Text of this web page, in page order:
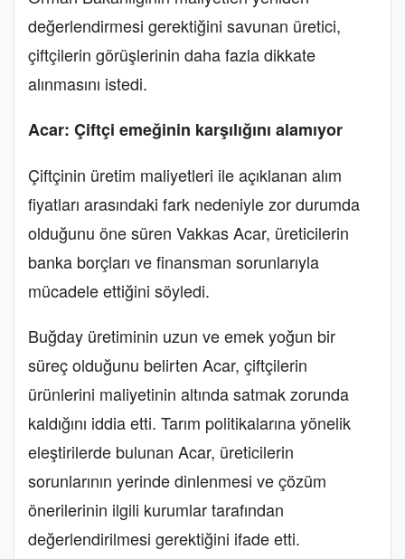
değerlendirmesi gerektiğini savunan üretici,
çiftçilerin görüşlerinin daha fazla dikkate
alınmasını istedi.
Acar: Çiftçi emeğinin karşılığını alamıyor
Çiftçinin üretim maliyetleri ile açıklanan alım
fiyatları arasındaki fark nedeniyle zor durumda
olduğunu öne süren Vakkas Acar, üreticilerin
banka borçları ve finansman sorunlarıyla
mücadele ettiğini söyledi.
Buğday üretiminin uzun ve emek yoğun bir
süreç olduğunu belirten Acar, çiftçilerin
ürünlerini maliyetinin altında satmak zorunda
kaldığını iddia etti. Tarım politikalarına yönelik
eleştirilerde bulunan Acar, üreticilerin
sorunlarının yerinde dinlenmesi ve çözüm
önerilerinin ilgili kurumlar tarafından
değerlendirilmesi gerektiğini ifade etti.